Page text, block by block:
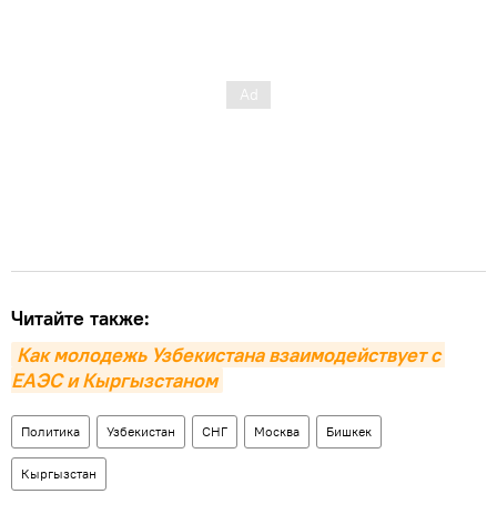
Читайте также:
Как молодежь Узбекистана взаимодействует с
ЕАЭС и Кыргызстаном
Политика Узбекистан СНГ Москва Бишкек
Кыргызстан